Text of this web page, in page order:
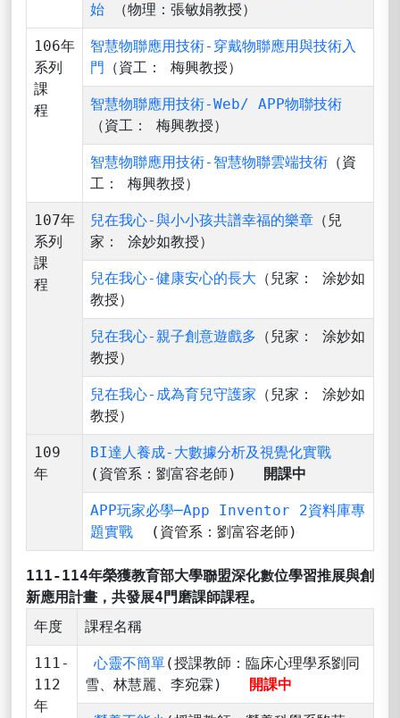
始 （物理：張敏娟教授）
106年
系列
課
程
智慧物聯應用技術-穿戴物聯應用與技術入
門 （資工： 梅興教授）
智慧物聯應用技術-Web/ APP物聯技術
（資工： 梅興教授）
智慧物聯應用技術-智慧物聯雲端技術 （資
工： 梅興教授）
107年
系列
課
程
兒在我心-與小小孩共譜幸福的樂章 （兒
家： 涂妙如教授）
兒在我心-健康安心的長大 （兒家： 涂妙如
教授）
兒在我心-親子創意遊戲多 （兒家： 涂妙如
教授）
兒在我心-成為育兒守護家 （兒家： 涂妙如
教授）
109
年
BI達人養成-大數據分析及視覺化實戰
(資管系：劉富容老師)
開課中
APP玩家必學─App Inventor 2資料庫專
題實戰 (資管系：劉富容老師)
111-114年榮獲教育部大學聯盟深化數位學習推展與創
新應用計畫，共發展4門磨課師課程。
年度
課程名稱
111-
112
年
心靈不簡單(授課教師：臨床心理學系劉同
雪、林慧麗、李宛霖)
開課中